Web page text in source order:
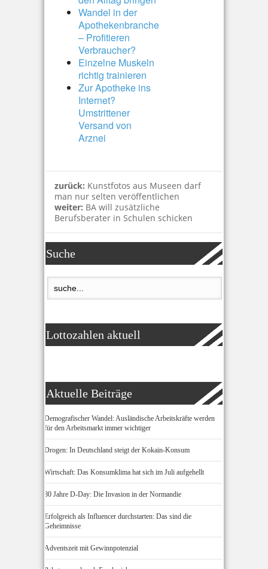
Wandel in der
Apothekenbranche
– Profitieren
Verbraucher?
Einzelne Muskeln
richtig trainieren
Zur Apotheke ins
Internet?
Umstrittener
Versand von
Arznei
zurück: Kunstfotos aus Museen darf
man nur selten veröffentlichen
weiter: BA will zusätzliche
Berufsberater in Schulen schicken
Suche
Lottozahlen aktuell
Aktuelle Beiträge
Demografischer Wandel: Ausländische Arbeitskräfte werden
für den Arbeitsmarkt immer wichtiger
Drogen: In Deutschland steigt der Kokain-Konsum
Wirtschaft: Das Konsumklima hat sich im Juli aufgehellt
80 Jahre D-Day: Die Invasion in der Normandie
Erfolgreich als Influencer durchstarten: Das sind die
Geheimnisse
Adventszeit mit Gewinnpotenzial